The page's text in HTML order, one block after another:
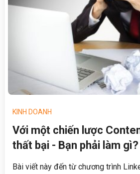
KINH DOANH
Với một chiến lược
thất bại - Bạn phải làm gì?
Bài viết này đến từ chương trình